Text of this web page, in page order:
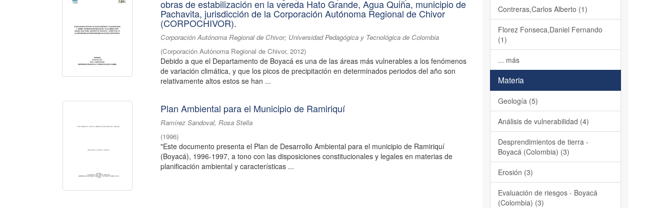
obras de estabilización en la vereda Hato Grande, Agua Quiña, municipio de
Pachavita, jurisdicción de la Corporación Autónoma Regional de Chivor
(CORPOCHIVOR).
Corporación Autónoma Regional de Chivor; Universidad Pedagógica y Tecnológica de Colombia
(Corporación Autónoma Regional de Chivor,2012)
Debido a que el Departamento de Boyacá es una de las áreas más vulnerables a los fenómenos
de variación climática, y que los picos de precipitación en determinados periodos del año son
relativamente altos estos se han ...
Plan Ambiental para el Municipio de Ramiriquí
Ramírez Sandoval, Rosa Stella
(1996)
"Este documento presenta el Plan de Desarrollo Ambiental para el municipio de Ramiriquí
(Boyacá), 1996-1997, a tono con las disposiciones constitucionales y legales en materias de
planificación ambiental y características ...
Contreras,Carlos Alberto (1)
Florez Fonseca,Daniel Fernando
(1)
... más
Materia
Geología (5)
Análisis de vulnerabilidad (4)
Desprendimientos de tierra -
Boyacá (Colombia) (3)
Erosión (3)
Evaluación de riesgos - Boyacá
(Colombia) (3)